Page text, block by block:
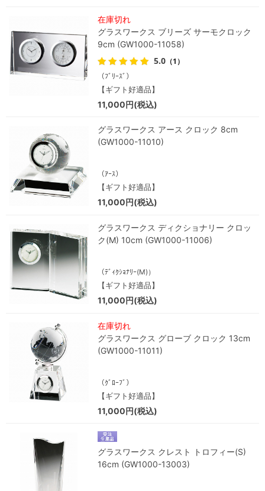
在庫切れ
グラスワークス ブリーズ サーモクロック
9cm (GW1000-11058)
5.0 （1）
（ﾌﾞﾘｰｽﾞ）
【ギフト好適品】
11,000円(税込)
グラスワークス アース クロック 8cm
(GW1000-11010)
（ｱｰｽ）
【ギフト好適品】
11,000円(税込)
グラスワークス ディクショナリー クロッ
ク(M) 10cm (GW1000-11006)
（ﾃﾞｨｸｼｮﾅﾘｰ(M)）
【ギフト好適品】
11,000円(税込)
在庫切れ
グラスワークス グローブ クロック 13cm
(GW1000-11011)
（ｸﾞﾛｰﾌﾞ）
【ギフト好適品】
11,000円(税込)
グラスワークス クレスト トロフィー(S)
16cm (GW1000-13003)